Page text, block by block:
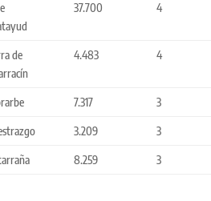
37.700 4
de
4.483 4
7.317 3
3.209 3
8.259 3